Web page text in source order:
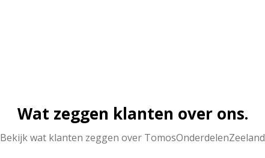
Wat zeggen klanten over ons.
Bekijk wat klanten zeggen over TomosOnderdelenZeeland